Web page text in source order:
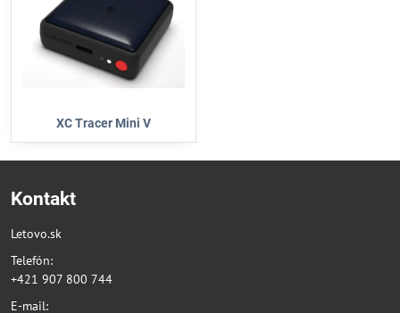
XC Tracer Mini V
Kontakt
Letovo.sk
Telefón:
+421 907 800 744
E-mail: